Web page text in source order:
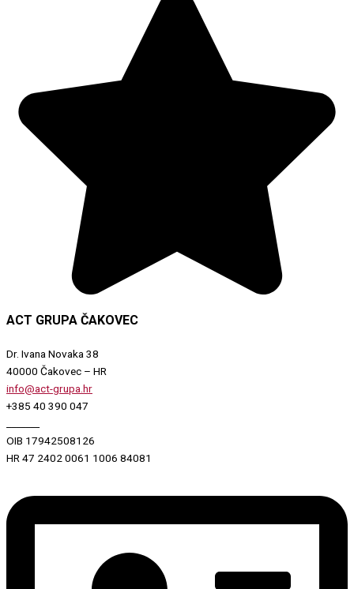
ACT GRUPA ČAKOVEC
Dr. Ivana Novaka 38
40000 Čakovec – HR
info@act-grupa.hr
+385 40 390 047
OIB 17942508126
HR 47 2402 0061 1006 84081